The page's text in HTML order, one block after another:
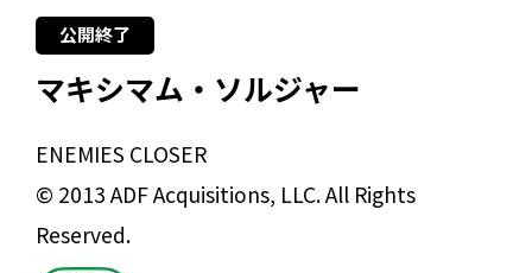
公開終了
マキシマム・ソルジャー
ENEMIES CLOSER
© 2013 ADF Acquisitions, LLC. All Rights
Reserved.